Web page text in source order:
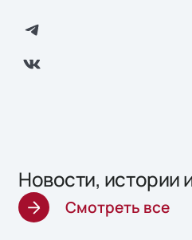
Новости, истории
Смотреть все